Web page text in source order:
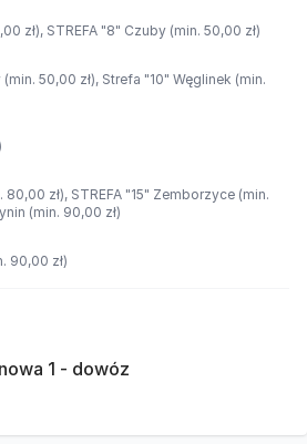
zł), STREFA "8" Czuby (min. 50,00 zł)
50,00 zł), Strefa "10" Węglinek (min.
80,00 zł), STREFA "15" Zemborzyce (min.
(min. 90,00 zł)
90,00 zł)
1 - dowóz